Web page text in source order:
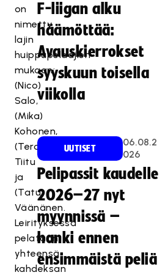
on
nimetty
lajin
huippupelaajien
mukaan:
(Nico)
Salo,
(Mika)
Kohonen,
(Tero)
Tiitu
ja
(Tatu)
Väänänen.
Leirityksessä
pelataan
yhteensä
kahdeksan
F-liigan alku
häämöttää:
Avauskierrokset
syyskuun toisella
viikolla
UUTISET
06.08.2
026
Pelipassit kaudelle
2026–27 nyt
myynnissä –
hanki ennen
ensimmäistä peliä